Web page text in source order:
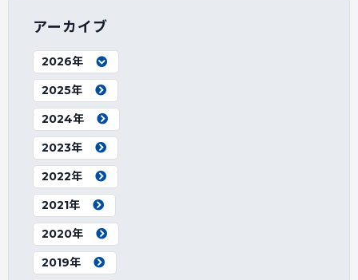
アーカイブ
2026年
2025年
2024年
2023年
2022年
2021年
2020年
2019年